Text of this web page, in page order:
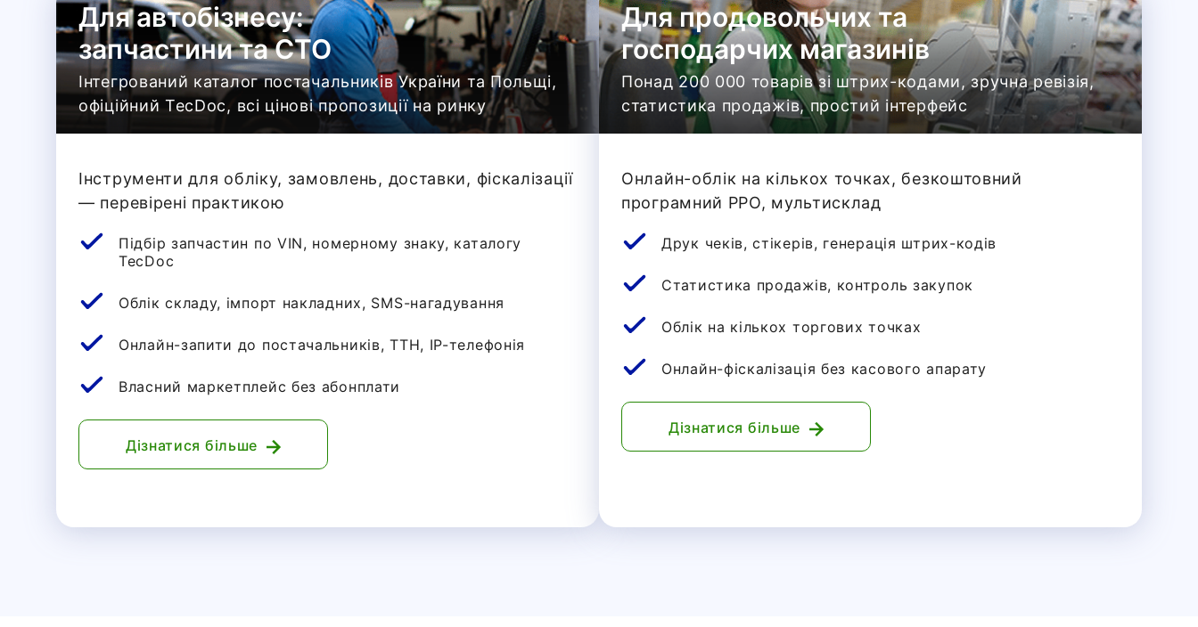
Для автобізнесу:
запчастини та СТО
Інтегрований каталог постачальників України та Польщі,
офіційний TecDoc, всі цінові пропозиції на ринку
Інструменти для обліку, замовлень, доставки, фіскалізації
— перевірені практикою
Підбір запчастин по VIN, номерному знаку, каталогу
TecDoc
Облік складу, імпорт накладних, SMS-нагадування
Онлайн-запити до постачальників, ТТН, IP-телефонія
Власний маркетплейс без абонплати
Дізнатися більше
Для продовольчих та
господарчих магазинів
Понад 200 000 товарів зі штрих-кодами, зручна ревізія,
статистика продажів, простий інтерфейс
Онлайн-облік на кількох точках, безкоштовний
програмний РРО, мультисклад
Друк чеків, стікерів, генерація штрих-кодів
Статистика продажів, контроль закупок
Облік на кількох торгових точках
Онлайн-фіскалізація без касового апарату
Дізнатися більше